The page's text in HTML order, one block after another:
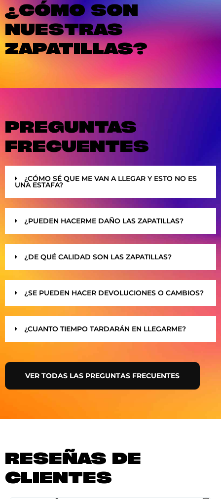
¿CÓMO SON
NUESTRAS
ZAPATILLAS?
PREGUNTAS
FRECUENTES
¿CÓMO SÉ QUE ME VAN A LLEGAR Y ESTO NO ES
UNA ESTAFA?
¿PUEDEN HACERME DAÑO LAS ZAPATILLAS?
¿DE QUÉ CALIDAD SON LAS ZAPATILLAS?
¿SE PUEDEN HACER DEVOLUCIONES O CAMBIOS?
¿CUANTO TIEMPO TARDARÁN EN LLEGARME?
VER TODAS LAS PREGUNTAS FRECUENTES
RESEÑAS DE
CLIENTES